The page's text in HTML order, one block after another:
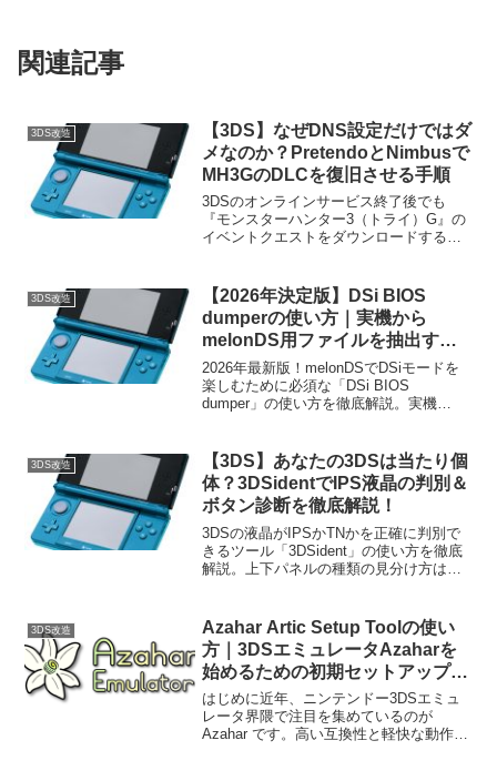
関連記事
3DS改造
【3DS】なぜDNS設定だけではダ
メなのか？PretendoとNimbusで
MH3GのDLCを復旧させる手順
3DSのオンラインサービス終了後でも
『モンスターハンター3（トライ）G』の
イベントクエストをダウンロードする方
「Pretendo」とツール「Nimbus」の導
入・設定手順を分かりやすく紹介しま
す。
3DS改造
【2026年決定版】DSi BIOS
dumperの使い方｜実機から
melonDS用ファイルを抽出する
手順
2026年最新版！melonDSでDSiモードを
楽しむために必須な「DSi BIOS
dumper」の使い方を徹底解説。実機
初心者の方にも分かりやすく画像付きの
イメージでガイドします。
3DS改造
【3DS】あなたの3DSは当たり個
体？3DSidentでIPS液晶の判別＆
ボタン診断を徹底解説！
3DSの液晶がIPSかTNかを正確に判別で
きるツール「3DSident」の使い方を徹底
解説。上下パネルの種類の見分け方はも
す。中古購入時のチェックや愛機の状態
確認に必須のツールです。
3DS改造
Azahar Artic Setup Toolの使い
方｜3DSエミュレータAzaharを
始めるための初期セットアップ手
順
はじめに近年、ニンテンドー3DSエミュ
レータ界隈で注目を集めているのが
Azahar です。高い互換性と軽快な動作を